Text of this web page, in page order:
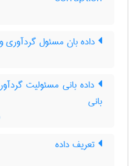
داده بان مسئول گردآوری
داده بانی مسئولیت
‌بانی
تعریف داده